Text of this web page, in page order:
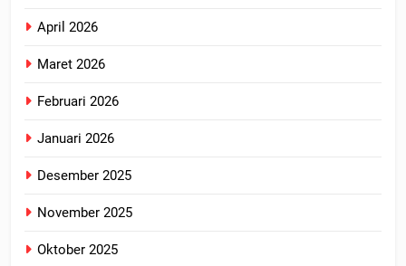
April 2026
Maret 2026
Februari 2026
Januari 2026
Desember 2025
November 2025
Oktober 2025